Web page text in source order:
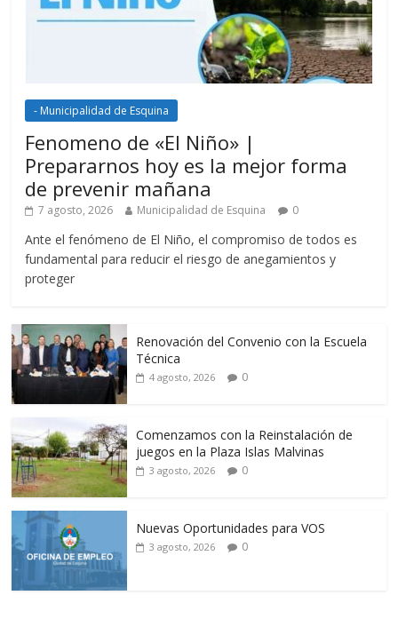
- Municipalidad de Esquina
Fenomeno de «El Niño» |
Prepararnos hoy es la mejor forma
de prevenir mañana
7 agosto, 2026 Municipalidad de Esquina 0
Ante el fenómeno de El Niño, el compromiso de todos es
fundamental para reducir el riesgo de anegamientos y
proteger
Renovación del Convenio con la Escuela
Técnica
4 agosto, 2026 0
Comenzamos con la Reinstalación de
juegos en la Plaza Islas Malvinas
3 agosto, 2026 0
Nuevas Oportunidades para VOS
3 agosto, 2026 0